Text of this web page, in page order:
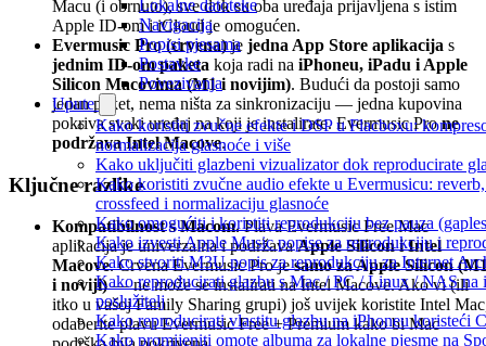
Lokalne datoteke
Navigacija
Popisi pjesama
Postavke
Povezivanja
Upute
Kako koristiti zvučne efekte i DSP u Flacboxu:
normalizacija glasnoće i više
Kako uključiti glazbeni vizualizator dok reproducirate
Kako koristiti zvučne audio efekte u Evermusicu:
crossfeed i normalizaciju glasnoće
Kako omogućiti i koristiti reprodukciju bez pauza
Kako izvesti Apple Music popise za reprodukciju i
Kako stvoriti M3U popis za reprodukciju za Internet
Kako reproducirati glazbu s Mac / PC / Linux / NAS
poslužitelj
Kako reproducirati vlastitu glazbu na iPhoneu koristeći
Kako promijeniti omote albuma za lokalne pjesme na
Macu (i obrnuto), sve dok su oba uređaja prijavljena s istim
Apple ID-om i iCloud je omogućen.
Evermusic Pro (crvena)je jedna App Store aplikacija s
jednim ID-om paketa koja radi na iPhoneu, iPadu i Apple
Silicon Macovima (M1 i novijim). Budući da postoji samo
jedan paket, nema ništa za sinkronizaciju — jedna kupovina
pokriva svaki uređaj na koji je instalirate. Evermusic Prone
podržava Intel Macove.
Ključne razlike
Kompatibilnost s Macom.Plava Evermusic Free Mac
aplikacija je univerzalna i podržavaApple Silicon i Intel
Macove. Crvena Evermusic Pro jesamo za Apple Silicon
i noviji)— ne može se instalirati na Intel Macove. Ako vi (ili
itko u vašoj Family Sharing grupi) još uvijek koristite Intel
odaberite plavu Evermusic Free + Premium kako bi Mac